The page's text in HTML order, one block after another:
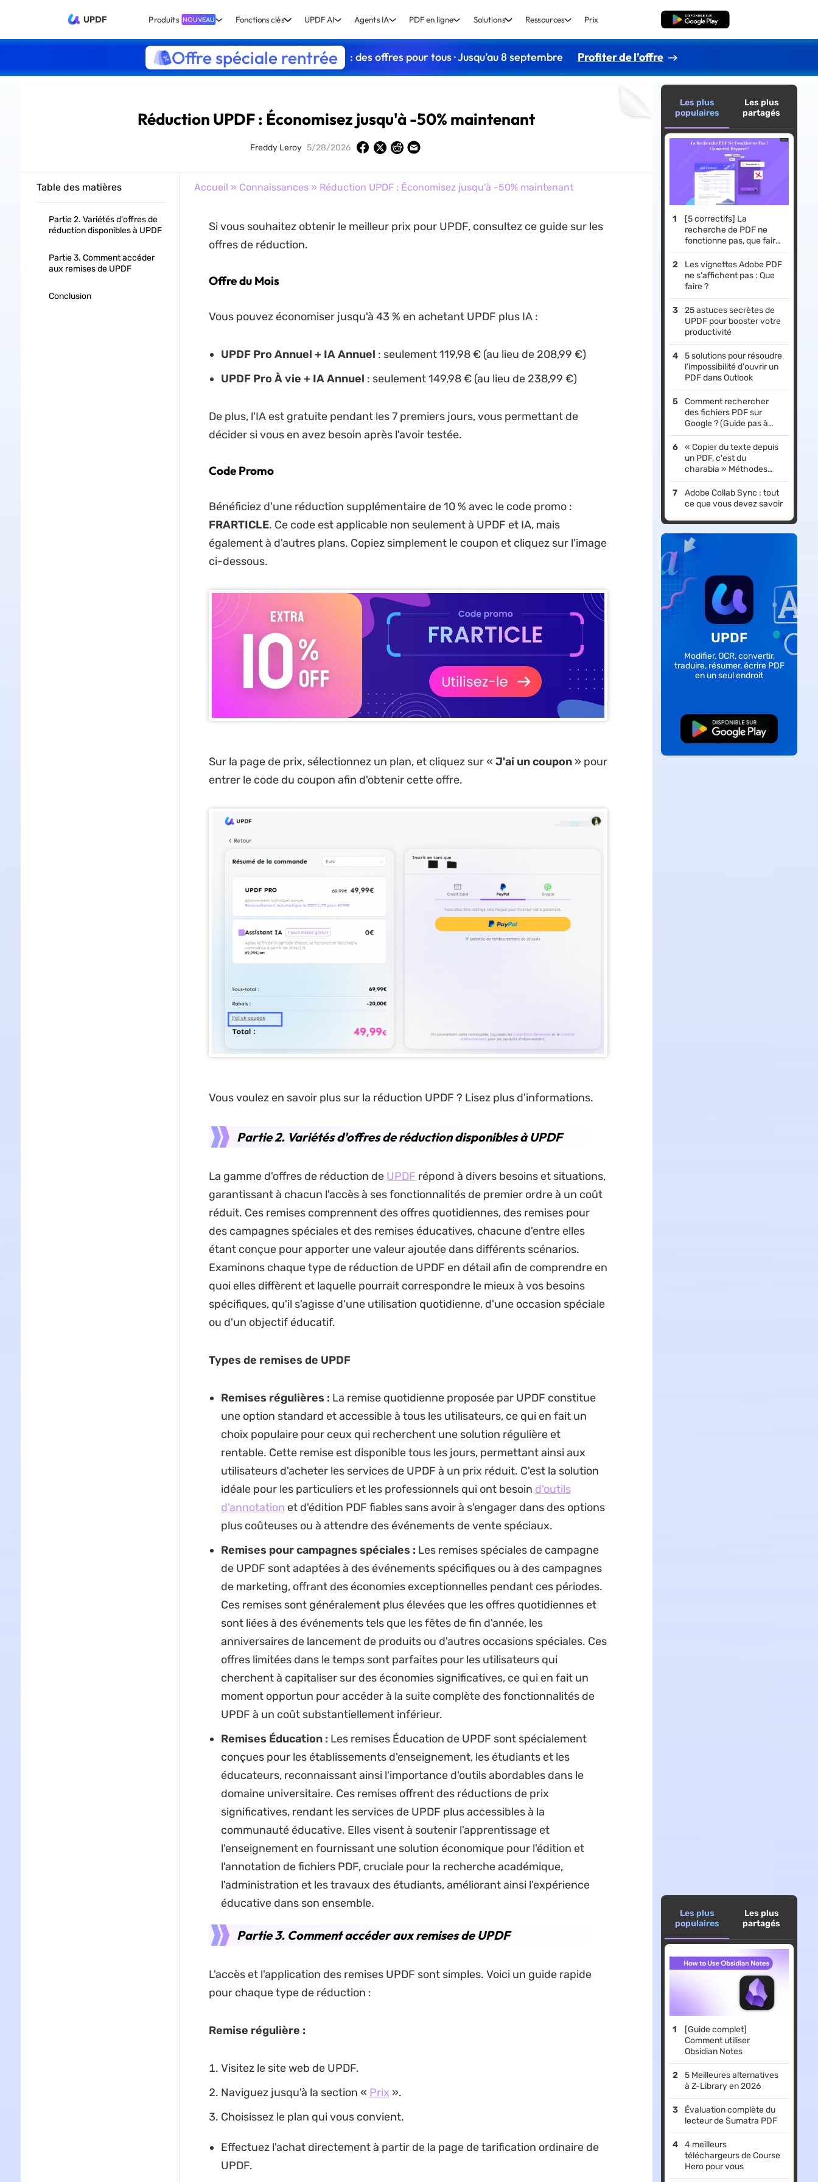
UPDF Produits NOUVEAU Fonctions clés UPDF AI Agents IA PDF en ligne Solutions Ressources Prix TÉLÉCHARGER
Offre spéciale rentrée : des offres pour tous · Jusqu’au 8 septembre Profiter de l’offre
Réduction UPDF : Économisez jusqu'à -50% maintenant
Freddy Leroy 5/28/2026
Table des matières
Partie 2. Variétés d'offres de
réduction disponibles à UPDF
Partie 3. Comment accéder
aux remises de UPDF
Conclusion
Accueil » Connaissances» Réduction UPDF : Économisez jusqu'à -50% maintenant
Si vous souhaitez obtenir le meilleur prix pour UPDF, consultez ce guide sur les
offres de réduction.
Offre du Mois
Vous pouvez économiser jusqu'à 43 % en achetant UPDF plus IA :
UPDF Pro Annuel + IA Annuel : seulement 119,98 € (au lieu de 208,99 €)
UPDF Pro À vie + IA Annuel : seulement 149,98 € (au lieu de 238,99 €)
De plus, l'IA est gratuite pendant les 7 premiers jours, vous permettant de
décider si vous en avez besoin après l'avoir testée.
Code Promo
Bénéficiez d'une réduction supplémentaire de 10 % avec le code promo :
FRARTICLE. Ce code est applicable non seulement à UPDF et IA, mais
également à d'autres plans. Copiez simplement le coupon et cliquez sur l'image
ci-dessous.
Sur la page de prix, sélectionnez un plan, et cliquez sur « J'ai un coupon» pour
entrer le code du coupon afin d'obtenir cette offre.
Vous voulez en savoir plus sur la réduction UPDF ? Lisez plus d'informations.
Partie 2. Variétés d'offres de réduction disponibles à UPDF
La gamme d'offres de réduction de UPDF répond à divers besoins et situations,
garantissant à chacun l'accès à ses fonctionnalités de premier ordre à un coût
réduit. Ces remises comprennent des offres quotidiennes, des remises pour
des campagnes spéciales et des remises éducatives, chacune d'entre elles
étant conçue pour apporter une valeur ajoutée dans différents scénarios.
Examinons chaque type de réduction de UPDF en détail afin de comprendre en
quoi elles diffèrent et laquelle pourrait correspondre le mieux à vos besoins
spécifiques, qu'il s'agisse d'une utilisation quotidienne, d'une occasion spéciale
ou d'un objectif éducatif.
Types de remises de UPDF
Remises régulières : La remise quotidienne proposée par UPDF constitue
une option standard et accessible à tous les utilisateurs, ce qui en fait un
choix populaire pour ceux qui recherchent une solution régulière et
rentable. Cette remise est disponible tous les jours, permettant ainsi aux
utilisateurs d'acheter les services de UPDF à un prix réduit. C'est la solution
idéale pour les particuliers et les professionnels qui ont besoin d'outils
d'annotation et d'édition PDF fiables sans avoir à s'engager dans des options
plus coûteuses ou à attendre des événements de vente spéciaux.
Remises pour campagnes spéciales : Les remises spéciales de campagne
de UPDF sont adaptées à des événements spécifiques ou à des campagnes
de marketing, offrant des économies exceptionnelles pendant ces périodes.
Ces remises sont généralement plus élevées que les offres quotidiennes et
sont liées à des événements tels que les fêtes de fin d'année, les
anniversaires de lancement de produits ou d'autres occasions spéciales. Ces
offres limitées dans le temps sont parfaites pour les utilisateurs qui
cherchent à capitaliser sur des économies significatives, ce qui en fait un
moment opportun pour accéder à la suite complète des fonctionnalités de
UPDF à un coût substantiellement inférieur.
Remises Éducation : Les remises Éducation de UPDF sont spécialement
conçues pour les établissements d'enseignement, les étudiants et les
éducateurs, reconnaissant ainsi l'importance d'outils abordables dans le
domaine universitaire. Ces remises offrent des réductions de prix
significatives, rendant les services de UPDF plus accessibles à la
communauté éducative. Elles visent à soutenir l'apprentissage et
l'enseignement en fournissant une solution économique pour l'édition et
l'annotation de fichiers PDF, cruciale pour la recherche académique,
l'administration et les travaux des étudiants, améliorant ainsi l'expérience
éducative dans son ensemble.
Partie 3. Comment accéder aux remises de UPDF
L'accès et l'application des remises UPDF sont simples. Voici un guide rapide
pour chaque type de réduction :
Remise régulière :
Visitez le site web de UPDF.
Naviguez jusqu'à la section « Prix ».
Choisissez le plan qui vous convient.
Effectuez l'achat directement à partir de la page de tarification ordinaire de
UPDF.
Les plus
populaires
Les plus
partagés
[5 correctifs] La
recherche de PDF ne
fonctionne pas, que faire
?
Les vignettes Adobe PDF
ne s'affichent pas : Que
faire ?
25 astuces secrètes de
UPDF pour booster votre
productivité
5 solutions pour résoudre
l'impossibilité d'ouvrir un
PDF dans Outlook
Comment rechercher
des fichiers PDF sur
Google ? (Guide pas à
pas)
« Copier du texte depuis
un PDF, c'est du
charabia » Méthodes
efficaces à 100%
Adobe Collab Sync : tout
ce que vous devez savoir
UPDF
Modifier, OCR, convertir,
traduire, résumer, écrire PDF
en un seul endroit
TÉLÉCHARGER
Les plus
populaires
Les plus
partagés
[Guide complet]
Comment utiliser
Obsidian Notes
5 Meilleures alternatives
à Z-Library en 2026
Évaluation complète du
lecteur de Sumatra PDF
4 meilleurs
téléchargeurs de Course
Hero pour vous